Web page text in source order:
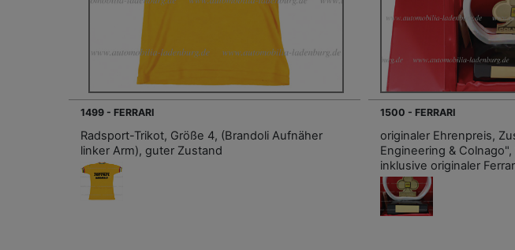
1499 - FERRARI
Radsport-Trikot, Größe 4, (Brandoli Aufnäher
linker Arm), guter Zustand
1500 - FERRARI
originaler Ehrenpreis,
Engineering &
inklusive originaler